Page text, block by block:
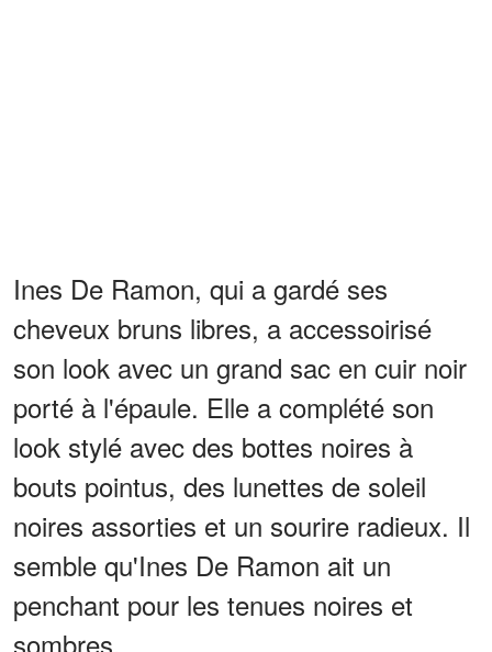
Ines De Ramon, qui a gardé ses
cheveux bruns libres, a accessoirisé
son look avec un grand sac en cuir noir
porté à l'épaule. Elle a complété son
look stylé avec des bottes noires à
bouts pointus, des lunettes de soleil
noires assorties et un sourire radieux. Il
semble qu'Ines De Ramon ait un
penchant pour les tenues noires et
sombres.